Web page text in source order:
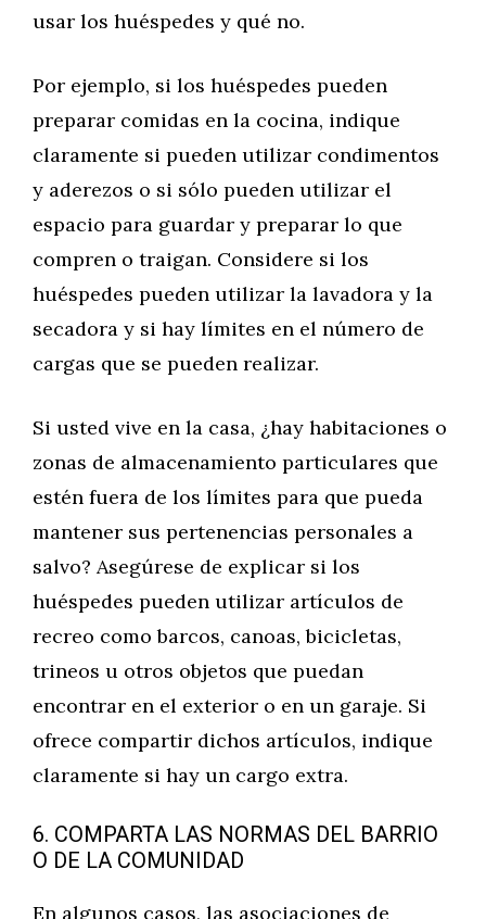
usar los huéspedes y qué no.
Por ejemplo, si los huéspedes pueden
preparar comidas en la cocina, indique
claramente si pueden utilizar condimentos
y aderezos o si sólo pueden utilizar el
espacio para guardar y preparar lo que
compren o traigan. Considere si los
huéspedes pueden utilizar la lavadora y la
secadora y si hay límites en el número de
cargas que se pueden realizar.
Si usted vive en la casa, ¿hay habitaciones o
zonas de almacenamiento particulares que
estén fuera de los límites para que pueda
mantener sus pertenencias personales a
salvo? Asegúrese de explicar si los
huéspedes pueden utilizar artículos de
recreo como barcos, canoas, bicicletas,
trineos u otros objetos que puedan
encontrar en el exterior o en un garaje. Si
ofrece compartir dichos artículos, indique
claramente si hay un cargo extra.
6. COMPARTA LAS NORMAS DEL BARRIO
O DE LA COMUNIDAD
En algunos casos, las asociaciones de